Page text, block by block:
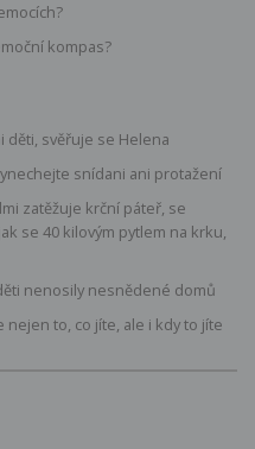
kompas?
děti, svěřuje se Helena
snídani ani protažení
zatěžuje krční páteř, se
se 40 kilovým pytlem na krku,
nenosily nesnědené domů
nejen to, co jíte, ale i kdy to jíte